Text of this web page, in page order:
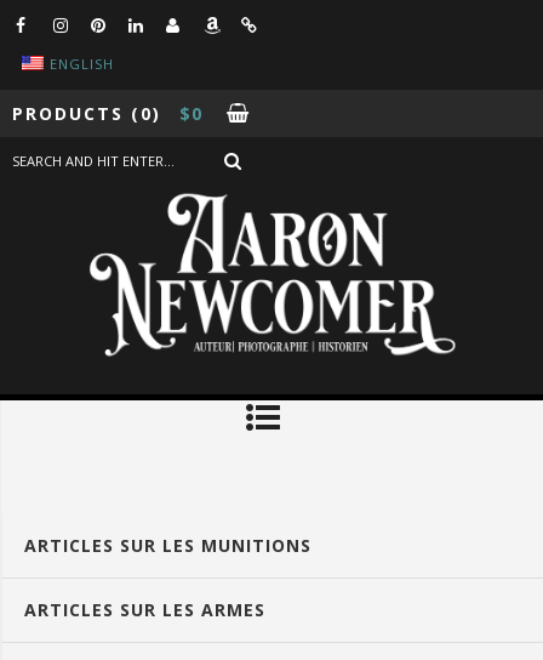
ENGLISH
PRODUCTS (0) $0
ARTICLES SUR LES MUNITIONS
ARTICLES SUR LES ARMES